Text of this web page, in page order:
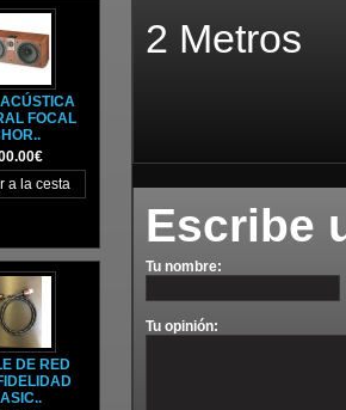
FOCAL
DE RED
2 Metros
Escribe
Tu nombre:
Tu opinión: